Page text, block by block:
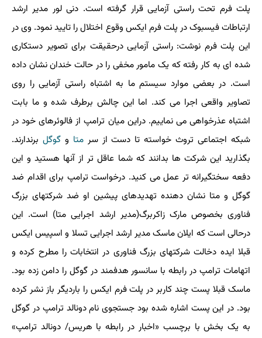
پلت فرم تحت راستی آزمایی قرار گرفته است. دنی لور مدیر ارشد
ارتباطات فیسبوک در پلت فرم ایکس وقوع اختلال را تایید نمود. وی در
این پلت فرم نوشت: راستی آزمایی درحقیقت برای تصویر دستکاری
شده ای به کار رفته که یک مامور مخفی را در حالت خندان نشان داده
است. در بعضی موارد سیستم ما به اشتباه راستی آزمایی را روی
تصاویر واقعی اجرا می کند. اما این چالش برطرف شده و ما بابت
اشتباه عذرخواهی می نماییم. دراین میان ترامپ از فالوئرهای خود در
شبکه اجتماعی تروث خواسته تا دست از سرمتا وگوگل برندارند.
بگذارید این شرکت ها بدانند که شما عاقل تر از آنها هستید و این
دفعه سختگیرانه تر عمل می کنید. درخواست ترامپ برای اقدام ضد
گوگل و متا نشان دهنده تهدیدهای پیشین او ضد شرکتهای بزرگ
فناوری بخصوص مارک زاکربرگ(مدیر ارشد اجرایی متا) است. این
درحالی است که ایلان ماسک مدیر ارشد اجرایی تسلا و اسپیس ایکس
قبلا ایده دخالت شرکتهای بزرگ فناوری در انتخابات را مطرح کرده و
اتهامات ترامپ در رابطه با سانسور هدفمند در گوگل را دامن زده بود.
ماسک قبلا پست چند کاربر در پلت فرم ایکس را باردیگر باز نشر کرده
بود. در این پست اشاره شده بود جستجوی نام دونالد ترامپ در گوگل
به یک بخش با برچسب «اخبار در رابطه با هریس/ دونالد ترامپ»